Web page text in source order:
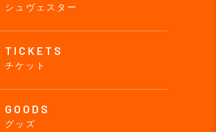
シュヴェスター
TICKETS
チケット
GOODS
グッズ